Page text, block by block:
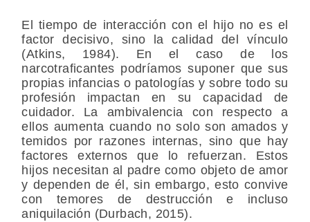
El tiempo de interacción con el hijo no es el
factor decisivo, sino la calidad del vínculo
(Atkins, 1984). En el caso de los
narcotraficantes podríamos suponer que sus
propias infancias o patologías y sobre todo su
profesión impactan en su capacidad de
cuidador. La ambivalencia con respecto a
ellos aumenta cuando no solo son amados y
temidos por razones internas, sino que hay
factores externos que lo refuerzan. Estos
hijos necesitan al padre como objeto de amor
y dependen de él, sin embargo, esto convive
con temores de destrucción e incluso
aniquilación (Durbach, 2015).